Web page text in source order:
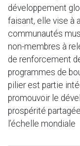
développement
faisant, elle vise à
communautés
non-membres à
de renforcement
programmes de
pilier est partie
promouvoir le
prospérité
l’échelle mondiale